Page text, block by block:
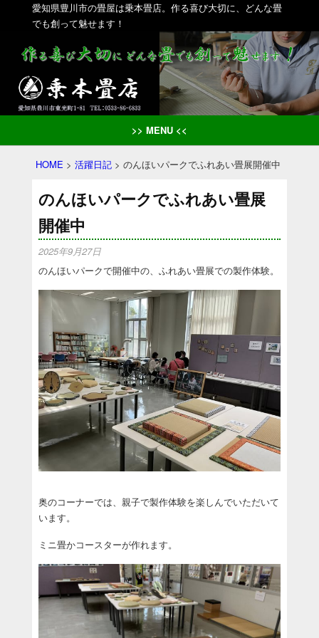
愛知県豊川市の畳屋は乗本畳店。作る喜び大切に、どんな畳
でも創って魅せます！
>> MENU <<
HOME > 活躍日記> のんほいパークでふれあい畳展開催中
のんほいパークでふれあい畳展
開催中
2025年9月27日
のんほいパークで開催中の、ふれあい畳展での製作体験。
奥のコーナーでは、親子で製作体験を楽しんでいただいて
います。
ミニ畳かコースターが作れます。